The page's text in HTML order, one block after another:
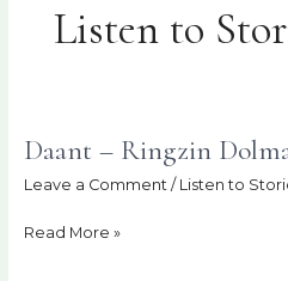
Listen to
Daant – Ringzin
Leave a Comment / Listen to
Daant
Dolma
Read More »